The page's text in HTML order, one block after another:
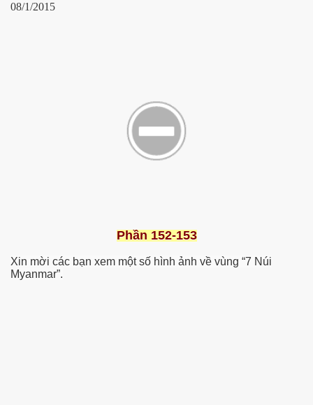
08/1/2015
Phần 152-153
Xin mời các bạn xem một số hình ảnh về vùng “7 Núi
Myanmar”.